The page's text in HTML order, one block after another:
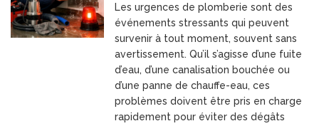
Les urgences de plomberie sont des
événements stressants qui peuvent
survenir à tout moment, souvent sans
avertissement. Qu’il s’agisse d’une fuite
d’eau, d’une canalisation bouchée ou
d’une panne de chauffe-eau, ces
problèmes doivent être pris en charge
rapidement pour éviter des dégâts